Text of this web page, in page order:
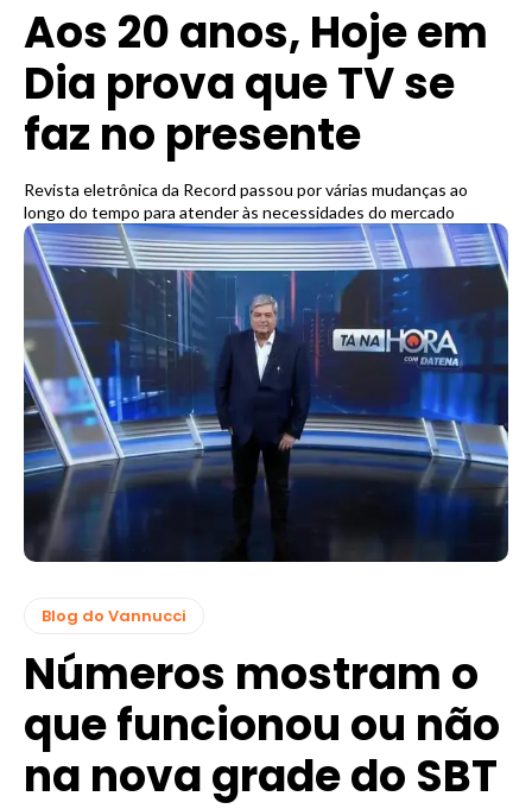
Aos 20 anos, Hoje em
Dia prova que TV se
faz no presente
Revista eletrônica da Record passou por várias mudanças ao
longo do tempo para atender às necessidades do mercado
Blog do Vannucci
Números mostram o
que funcionou ou não
na nova grade do SBT